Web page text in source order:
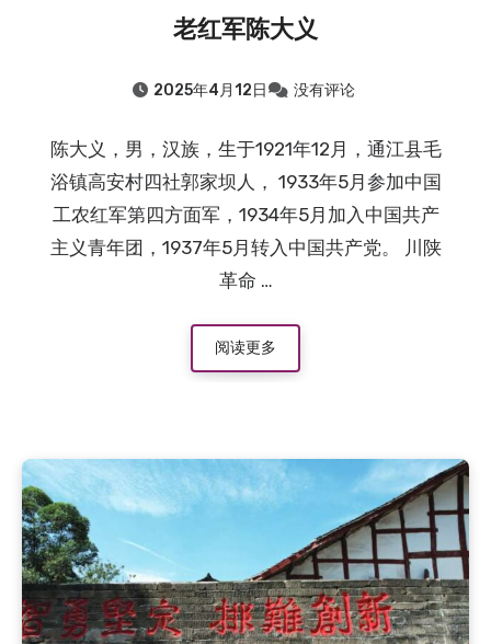
老红军陈大义
2025年4月12日 没有评论
陈大义，男，汉族，生于1921年12月，通江县毛
浴镇高安村四社郭家坝人， 1933年5月参加中国
工农红军第四方面军，1934年5月加入中国共产
主义青年团，1937年5月转入中国共产党。 川陕
革命 …
阅读更多